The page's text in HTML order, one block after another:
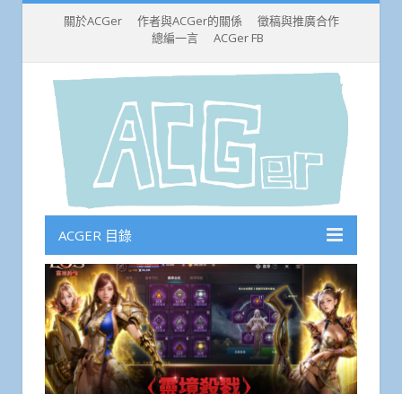
關於ACGer 作者與ACGer的關係
徵稿與推廣合作
總編一言
ACGer FB
ACGER 目錄